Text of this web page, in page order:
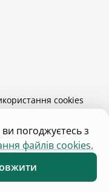
Забронювати
області
cookies
погоджуєтесь з
файлів cookies.